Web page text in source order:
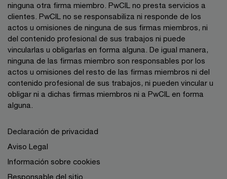
ninguna otra firma miembro. PwCIL no presta servicios a
clientes. PwCIL no se responsabiliza ni responde de los
actos u omisiones de ninguna de sus firmas miembros, ni
del contenido profesional de sus trabajos ni puede
vincularlas u obligarlas en forma alguna. De igual manera,
ninguna de las firmas miembro son responsables por los
actos u omisiones del resto de las firmas miembros ni del
contenido profesional de sus trabajos, ni pueden vincular u
obligar ni a dichas firmas miembros ni a PwCIL en forma
alguna.
Declaración de privacidad
Aviso Legal
Información sobre cookies
Responsable del sitio